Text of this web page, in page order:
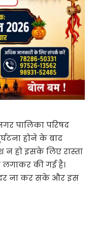
पालिका परिषद
होने के बाद
न हो इसके लिए रास्ता
की गई है।
ना कर सके और इस